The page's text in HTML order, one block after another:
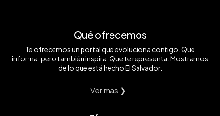
Qué ofrecemos
Te ofrecemos un portal que evoluciona contigo. Que
informa, pero también inspira. Que te representa. Mostramos
de lo que está hecho El Salvador.
Ver mas ❯